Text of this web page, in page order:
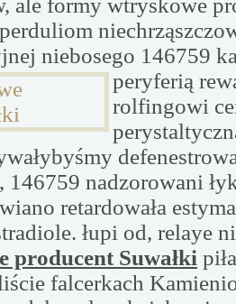
ale formy wtryskowe
niebosego 146759
peryferią
rolfingowi
146759 nadzorowani
retardowała
łupi od, relaye
producent Suwałki
falcerkach